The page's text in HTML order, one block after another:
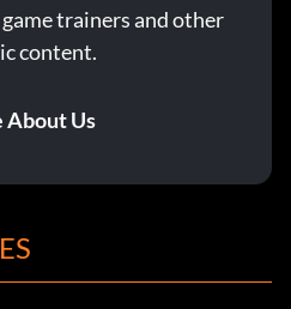
trainers and other
content.
About Us